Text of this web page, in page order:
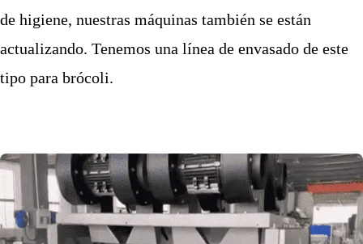
de higiene, nuestras máquinas también se están
actualizando. Tenemos una línea de envasado de este
tipo para brócoli.